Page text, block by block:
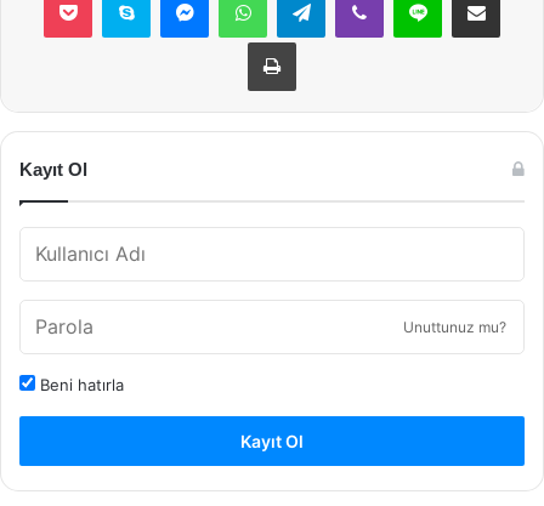
Yazdır
Kayıt Ol
Unuttunuz mu?
Beni hatırla
Kayıt Ol